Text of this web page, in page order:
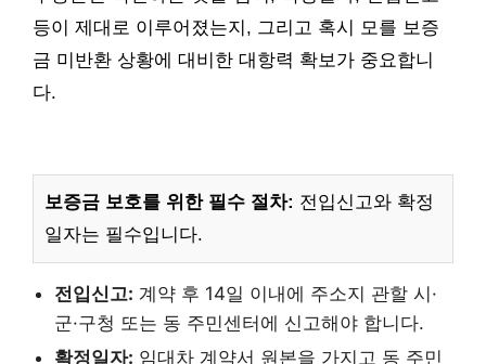
등이 제대로 이루어졌는지, 그리고 혹시 모를 보증
금 미반환 상황에 대비한 대항력 확보가 중요합니
다.
보증금 보호를 위한 필수 절차: 전입신고와 확정
일자는 필수입니다.
전입신고: 계약 후 14일 이내에 주소지 관할 시·
군·구청 또는 동 주민센터에 신고해야 합니다.
확정일자: 임대차 계약서 원본을 가지고 동 주민